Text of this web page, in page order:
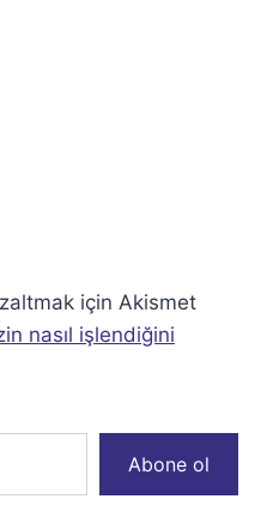
için Akismet
nasıl işlendiğini
Abone ol